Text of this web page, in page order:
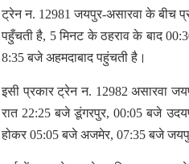
ट्रेन न. 12981 जयपुर-असारवा के बीच
पहुँचती है, 5 मिनट के ठहराव के बाद
8:35 बजे अहमदाबाद पहुंचती है।
इसी प्रकार ट्रेन न. 12982 असारवा
रात 22:25 बजे डूंगरपुर, 00:05 बजे
होकर 05:05 बजे अजमेर, 07:35 बजे